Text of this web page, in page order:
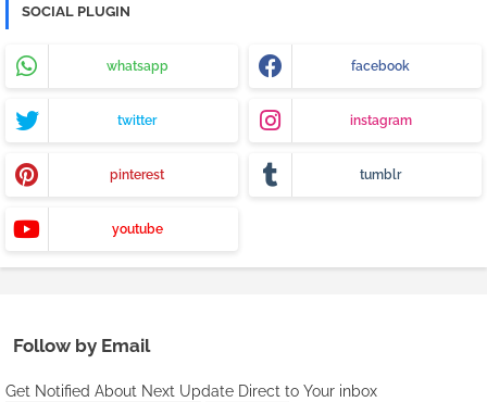
SOCIAL PLUGIN
whatsapp facebook
twitter instagram
pinterest tumblr
youtube
Follow by Email
Get Notified About Next Update Direct to Your inbox